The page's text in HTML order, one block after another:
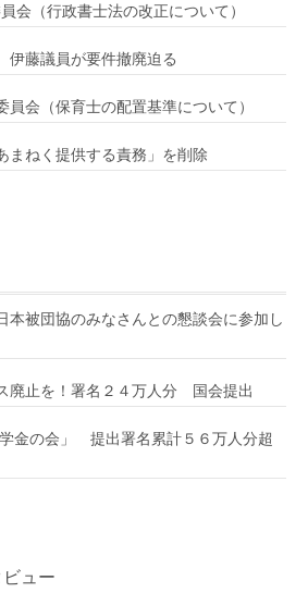
（行政書士法の改正について）
藤議員が要件撤廃迫る
会（保育士の配置基準について）
ねく提供する責務」を削除
被団協のみなさんとの懇談会に参加し
廃止を！署名２４万人分 国会提出
金の会」 提出署名累計５６万人分超
ュー